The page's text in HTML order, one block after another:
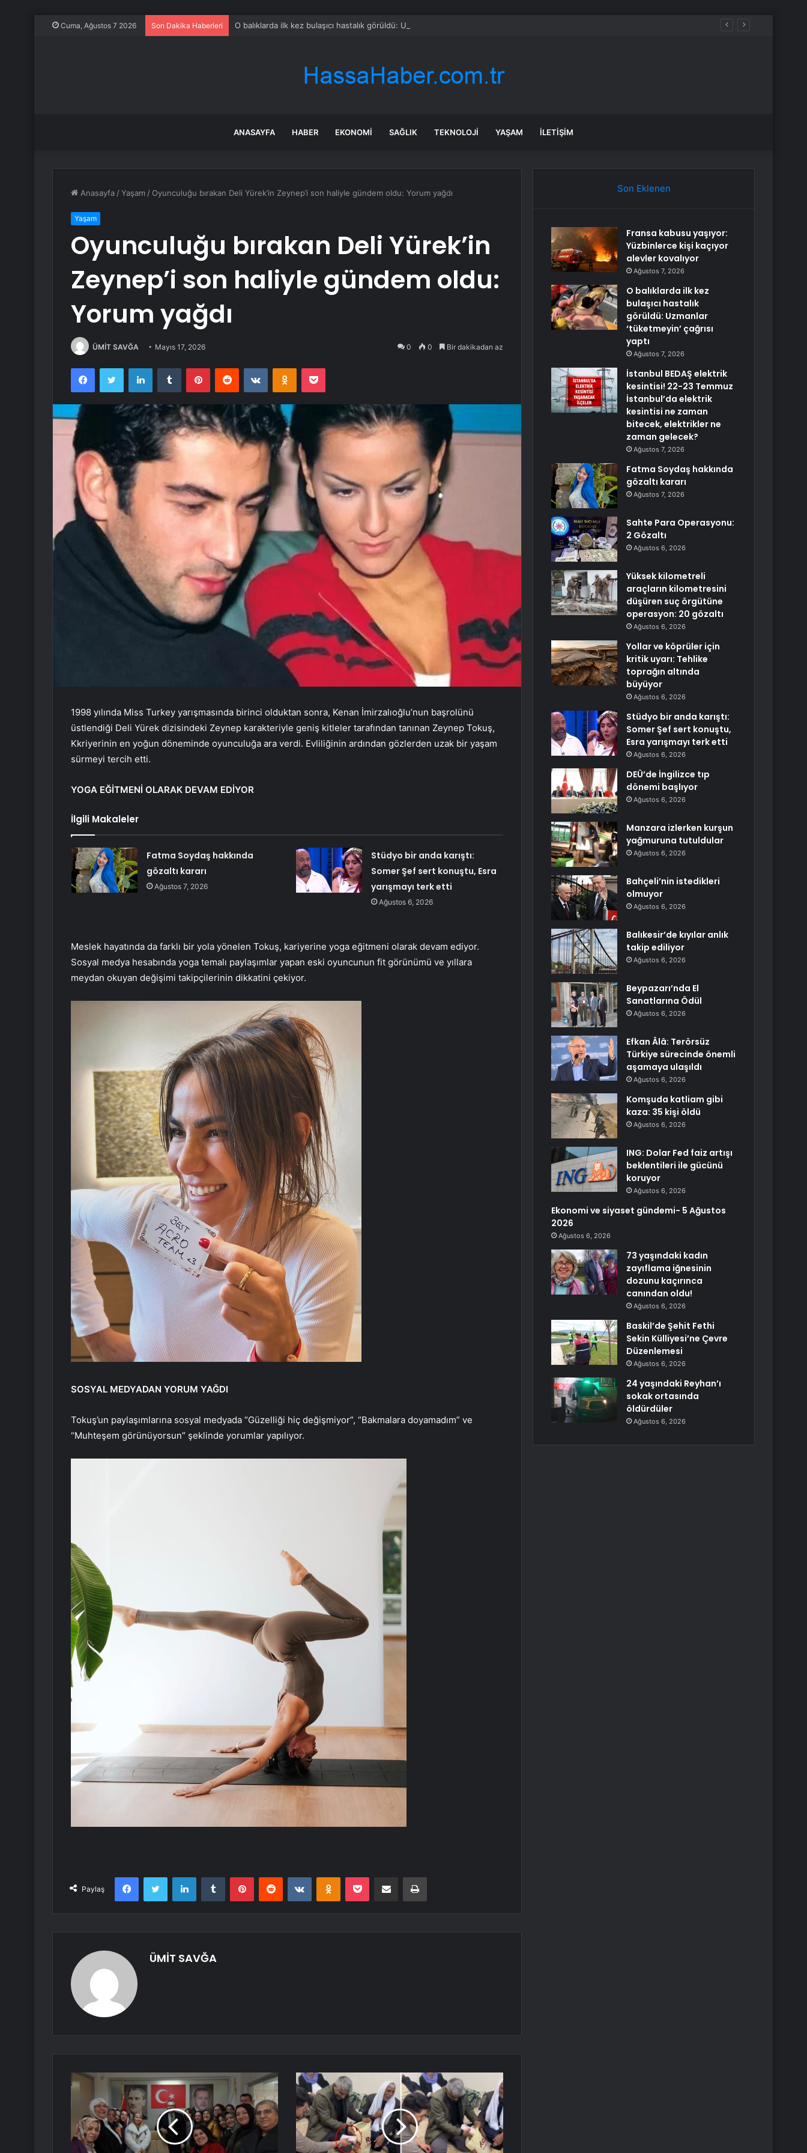
Cuma, Ağustos 7 2026 Son Dakika Haberleri O balıklarda ilk kez bulaşıcı hastalık görüldü: Uzmanlar ‘tüketmeyin’ çağrısı yaptı
ANASAYFA HABER EKONOMI SAĞLIK TEKNOLOJI YAŞAM İLETIŞIM
Anasayfa /Yaşam / Oyunculuğu bırakan Deli Yürek’in Zeynep’i son haliyle gündem oldu: Yorum yağdı
Yaşam
Oyunculuğu bırakan Deli Yürek’in
Zeynep’i son haliyle gündem oldu:
Yorum yağdı
ÜMİT SAVĞA Mayıs 17, 2026 0 0 Bir dakikadan az
FacebookTwitter LinkedInTumblr PinterestReddit VKontakteOdnoklassniki
Pocket
1998 yılında Miss Turkey yarışmasında birinci olduktan sonra, Kenan İmirzalıoğlu’nun başrolünü
üstlendiği Deli Yürek dizisindeki Zeynep karakteriyle geniş kitleler tarafından tanınan Zeynep Tokuş,
Kkriyerinin en yoğun döneminde oyunculuğa ara verdi. Evliliğinin ardından gözlerden uzak bir yaşam
sürmeyi tercih etti.
YOGA EĞİTMENİ OLARAK DEVAM EDİYOR
İlgili Makaleler
Fatma Soydaş hakkında
gözaltı kararı
Ağustos 7, 2026
Stüdyo bir anda karıştı:
Somer Şef sert konuştu, Esra
yarışmayı terk etti
Ağustos 6, 2026
Meslek hayatında da farklı bir yola yönelen Tokuş, kariyerine yoga eğitmeni olarak devam ediyor.
Sosyal medya hesabında yoga temalı paylaşımlar yapan eski oyuncunun fit görünümü ve yıllara
meydan okuyan değişimi takipçilerinin dikkatini çekiyor.
SOSYAL MEDYADAN YORUM YAĞDI
Tokuş’un paylaşımlarına sosyal medyada “Güzelliği hiç değişmiyor”, “Bakmalara doyamadım” ve
“Muhteşem görünüyorsun” şeklinde yorumlar yapılıyor.
Paylaş
FacebookTwitter LinkedInTumblr PinterestReddit VKontakteOdnoklassniki
Pocket E-Posta ile paylaş Yazdır
ÜMİT SAVĞA
Son Eklenen
Fransa kabusu yaşıyor:
Yüzbinlerce kişi kaçıyor
alevler kovalıyor
Ağustos 7, 2026
O balıklarda ilk kez
bulaşıcı hastalık
görüldü: Uzmanlar
‘tüketmeyin’ çağrısı
yaptı
Ağustos 7, 2026
İstanbul BEDAŞ elektrik
kesintisi! 22-23 Temmuz
İstanbul’da elektrik
kesintisi ne zaman
bitecek, elektrikler ne
zaman gelecek?
Ağustos 7, 2026
Fatma Soydaş hakkında
gözaltı kararı
Ağustos 7, 2026
Sahte Para Operasyonu:
2 Gözaltı
Ağustos 6, 2026
Yüksek kilometreli
araçların kilometresini
düşüren suç örgütüne
operasyon: 20 gözaltı
Ağustos 6, 2026
Yollar ve köprüler için
kritik uyarı: Tehlike
toprağın altında
büyüyor
Ağustos 6, 2026
Stüdyo bir anda karıştı:
Somer Şef sert konuştu,
Esra yarışmayı terk etti
Ağustos 6, 2026
DEÜ’de İngilizce tıp
dönemi başlıyor
Ağustos 6, 2026
Manzara izlerken kurşun
yağmuruna tutuldular
Ağustos 6, 2026
Bahçeli’nin istedikleri
olmuyor
Ağustos 6, 2026
Balıkesir’de kıyılar anlık
takip ediliyor
Ağustos 6, 2026
Beypazarı’nda El
Sanatlarına Ödül
Ağustos 6, 2026
Efkan Âlâ: Terörsüz
Türkiye sürecinde önemli
aşamaya ulaşıldı
Ağustos 6, 2026
Komşuda katliam gibi
kaza: 35 kişi öldü
Ağustos 6, 2026
ING: Dolar Fed faiz artışı
beklentileri ile gücünü
koruyor
Ağustos 6, 2026
Ekonomi ve siyaset gündemi- 5 Ağustos
2026
Ağustos 6, 2026
73 yaşındaki kadın
zayıflama iğnesinin
dozunu kaçırınca
canından oldu!
Ağustos 6, 2026
Baskil’de Şehit Fethi
Sekin Külliyesi’ne Çevre
Düzenlemesi
Ağustos 6, 2026
24 yaşındaki Reyhan’ı
sokak ortasında
öldürdüler
Ağustos 6, 2026